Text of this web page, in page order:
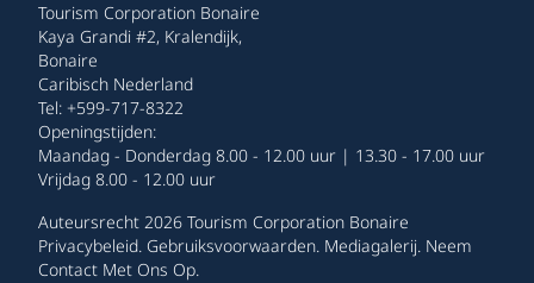
Tourism Corporation Bonaire
Kaya Grandi #2, Kralendijk,
Bonaire
Caribisch Nederland
Tel: +599-717-8322
Openingstijden:
Maandag - Donderdag 8.00 - 12.00 uur | 13.30 - 17.00 uur
Vrijdag 8.00 - 12.00 uur
Auteursrecht 2026 Tourism Corporation Bonaire
Privacybeleid. Gebruiksvoorwaarden. Mediagalerij. Neem
Contact Met Ons Op.